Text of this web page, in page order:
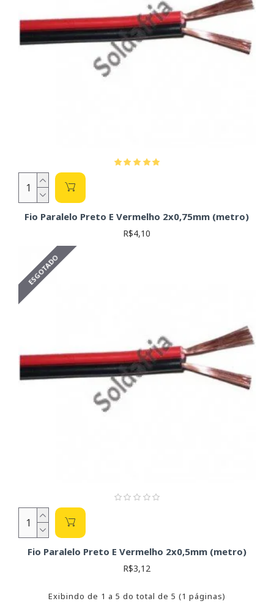
Fio Paralelo Preto E Vermelho 2x0,75mm (metro)
R$4,10
ESGOTADO
Fio Paralelo Preto E Vermelho 2x0,5mm (metro)
R$3,12
Exibindo de 1 a 5 do total de 5 (1 páginas)